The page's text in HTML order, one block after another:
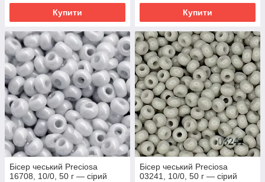
Купити Купити
Бісер чеський Preciosa
16708, 10/0, 50 г — сірий
Бісер чеський Preciosa
03241, 10/0, 50 г — сірий